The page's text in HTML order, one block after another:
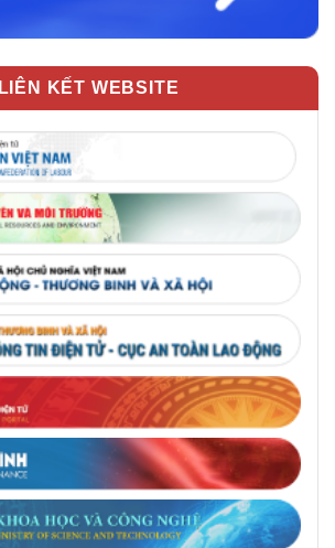
LIÊN KẾT WEBSITE